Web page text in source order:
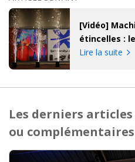
[Vidéo]
étincelles :
Lire la suite
Les derniers
ou complémentaires